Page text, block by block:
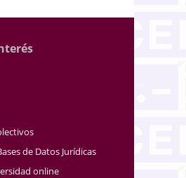
de Datos Jurídicas
online